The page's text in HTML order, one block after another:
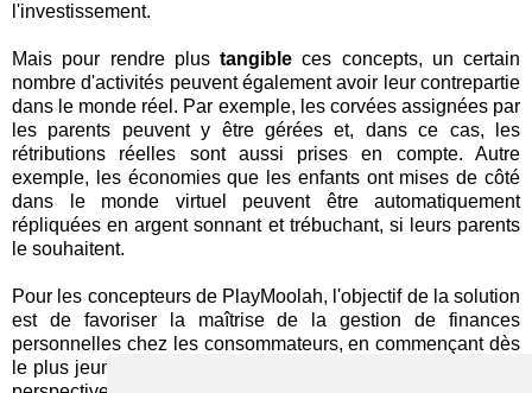
l'investissement.
Mais pour rendre plus tangible ces concepts, un certain
nombre d'activités peuvent également avoir leur contrepartie
dans le monde réel. Par exemple, les corvées assignées par
les parents peuvent y être gérées et, dans ce cas, les
rétributions réelles sont aussi prises en compte. Autre
exemple, les économies que les enfants ont mises de côté
dans le monde virtuel peuvent être automatiquement
répliquées en argent sonnant et trébuchant, si leurs parents
le souhaitent.
Pour les concepteurs de PlayMoolah, l'objectif de la solution
est de favoriser la maîtrise de la gestion de finances
personnelles chez les consommateurs, en commençant dès
le plus jeune âge. OCBC s'inscrit (naturellement) dans cette